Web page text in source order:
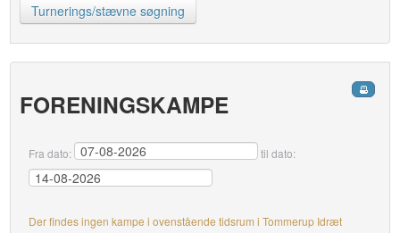
Turnerings/stævne søgning
FORENINGSKAMPE
Fra dato: til dato:
Der findes ingen kampe i ovenstående tidsrum i Tommerup Idræt